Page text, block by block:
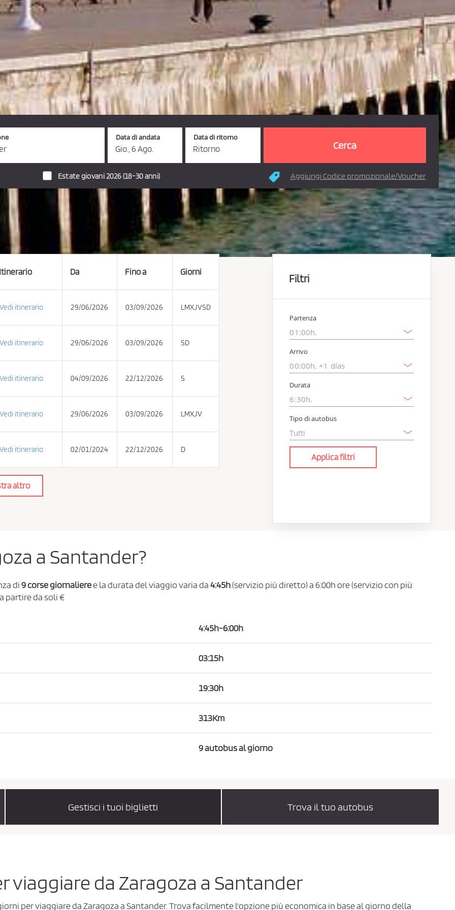
Data di andata
Gio., 6 Ago.
Data di ritorno
Ritorno
Estate giovani 2026 (18-30 anni) Aggiungi Codice promozionale/Voucher
Itinerario Da Fino a Giorni
Vedi itinerario 29/06/2026 03/09/2026 LMXJVSD
Vedi itinerario 29/06/2026 03/09/2026 SD
Vedi itinerario 04/09/2026 22/12/2026 S
Vedi itinerario 29/06/2026 03/09/2026 LMXJV
Vedi itinerario 02/01/2024 22/12/2026 D
altro
Filtri
Partenza
Arrivo
Durata
Tipo di autobus
Applica filtri
a Santander?
di9 corse giornalieree la durata del viaggio varia da4:45h(servizio più diretto) a 6:00h ore (servizio con più
partire da soli €
4:45h-6:00h
03:15h
19:30h
313Km
9 autobus al giorno
Gestisci i tuoi biglietti Trova il tuo autobus
viaggiare da Zaragoza a Santander
per viaggiare da Zaragoza a Santander. Trova facilmente l'opzione più economica in base al giorno della